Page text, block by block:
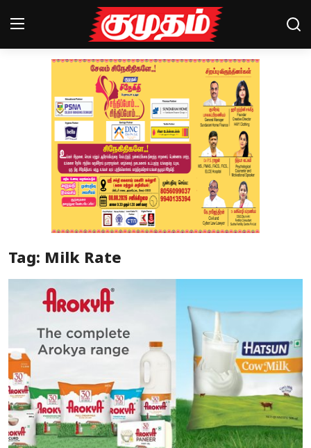
Magazines
Special Story
Business
Crime
Tamilnadu
National
Tag: Milk Rate